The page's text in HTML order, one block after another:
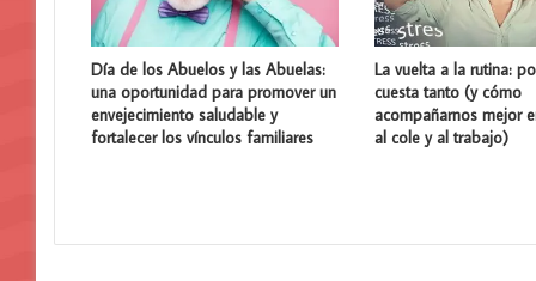
Día de los Abuelos y las Abuelas:
una oportunidad para promover un
envejecimiento saludable y
fortalecer los vínculos familiares
La vuelta a la rutina:
cuesta tanto (y cómo
acompañarnos mejor
al cole y al trabajo)